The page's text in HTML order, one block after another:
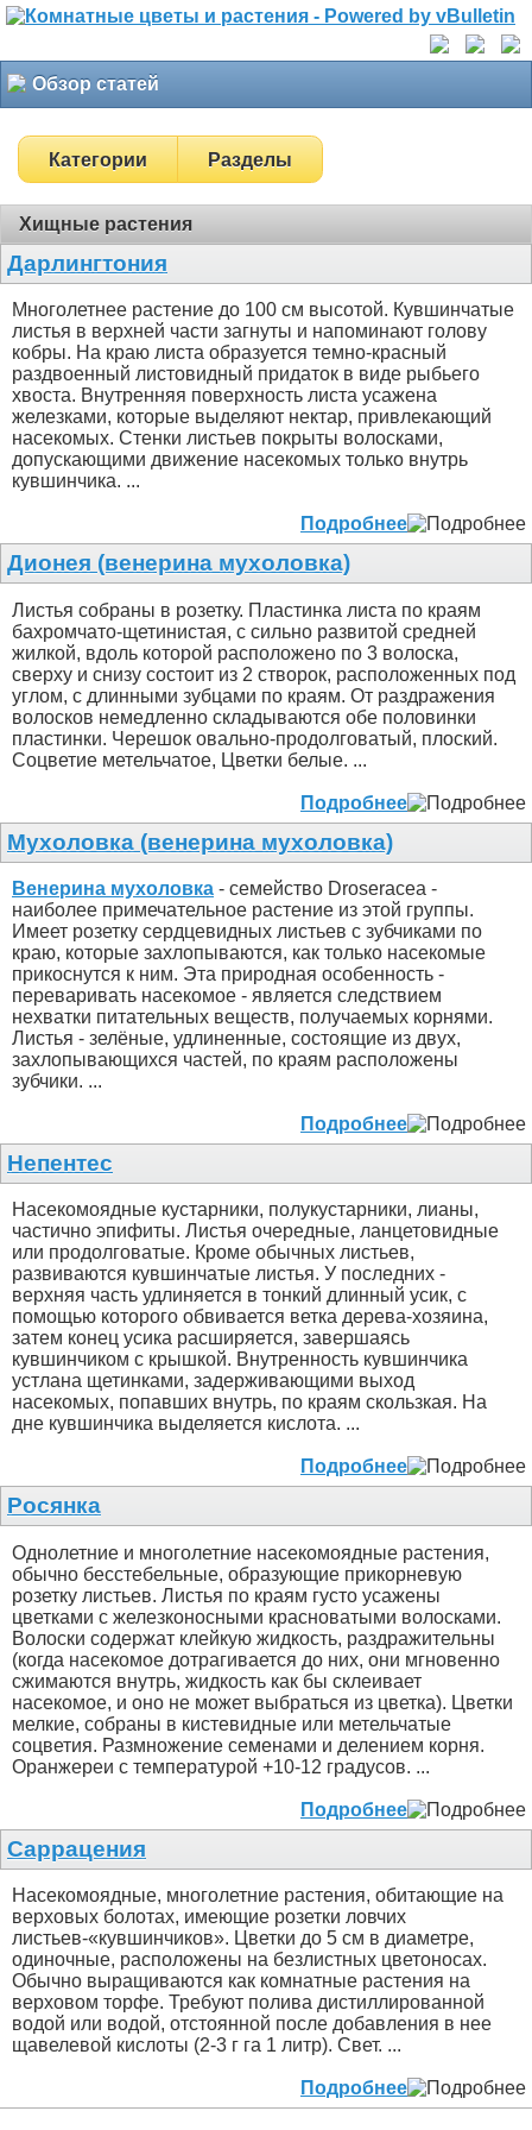
Обзор статей
Категории Разделы
Хищные растения
Дарлингтония
Многолетнее растение до 100 см высотой. Кувшинчатые
листья в верхней части загнуты и напоминают голову
кобры. На краю листа образуется темно-красный
раздвоенный листовидный придаток в виде рыбьего
хвоста. Внутренняя поверхность листа усажена
железками, которые выделяют нектар, привлекающий
насекомых. Стенки листьев покрыты волосками,
допускающими движение насекомых только внутрь
кувшинчика. ...
Подробнее
Дионея (венерина мухоловка)
Листья собраны в розетку. Пластинка листа по краям
бахромчато-щетинистая, с сильно развитой средней
жилкой, вдоль которой расположено по 3 волоска,
сверху и снизу состоит из 2 створок, расположенных под
углом, с длинными зубцами по краям. От раздражения
волосков немедленно складываются обе половинки
пластинки. Черешок овально-продолговатый, плоский.
Соцветие метельчатое, Цветки белые. ...
Подробнее
Мухоловка (венерина мухоловка)
Венерина мухоловка - семейство Droseracea -
наиболее примечательное растение из этой группы.
Имеет розетку сердцевидных листьев с зубчиками по
краю, которые захлопываются, как только насекомые
прикоснутся к ним. Эта природная особенность -
переваривать насекомое - является следствием
нехватки питательных веществ, получаемых корнями.
Листья - зелёные, удлиненные, состоящие из двух,
захлопывающихся частей, по краям расположены
зубчики. ...
Подробнее
Непентес
Насекомоядные кустарники, полукустарники, лианы,
частично эпифиты. Листья очередные, ланцетовидные
или продолговатые. Кроме обычных листьев,
развиваются кувшинчатые листья. У последних -
верхняя часть удлиняется в тонкий длинный усик, с
помощью которого обвивается ветка дерева-хозяина,
затем конец усика расширяется, завершаясь
кувшинчиком с крышкой. Внутренность кувшинчика
устлана щетинками, задерживающими выход
насекомых, попавших внутрь, по краям скользкая. На
дне кувшинчика выделяется кислота. ...
Подробнее
Росянка
Однолетние и многолетние насекомоядные растения,
обычно бесстебельные, образующие прикорневую
розетку листьев. Листья по краям густо усажены
цветками с железконосными красноватыми волосками.
Волоски содержат клейкую жидкость, раздражительны
(когда насекомое дотрагивается до них, они мгновенно
сжимаются внутрь, жидкость как бы склеивает
насекомое, и оно не может выбраться из цветка). Цветки
мелкие, собраны в кистевидные или метельчатые
соцветия. Размножение семенами и делением корня.
Оранжереи с температурой +10-12 градусов. ...
Подробнее
Саррацения
Насекомоядные, многолетние растения, обитающие на
верховых болотах, имеющие розетки ловчих
листьев-«кувшинчиков». Цветки до 5 см в диаметре,
одиночные, расположены на безлистных цветоносах.
Обычно выращиваются как комнатные растения на
верховом торфе. Требуют полива дистиллированной
водой или водой, отстоянной после добавления в нее
щавелевой кислоты (2-3 г га 1 литр). Свет. ...
Подробнее